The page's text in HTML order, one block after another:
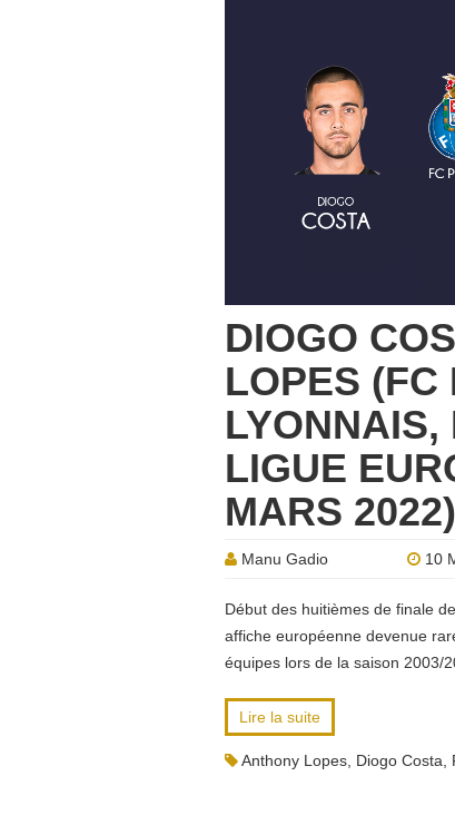
DIOGO
LOPES (FC
LYONNAIS,
LIGUE
MARS 2022)
Manu Gadio 10
Début des huitièmes de finale
affiche européenne devenue
équipes lors de la saison 2003/
Lire la suite
Anthony Lopes Diogo Costa